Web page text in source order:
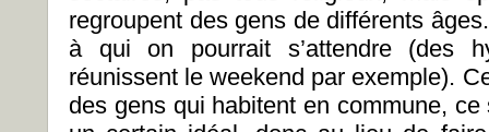
regroupent des gens de différents
à qui on pourrait s’attendre (des
réunissent le weekend par exemple).
des gens qui habitent en commune,